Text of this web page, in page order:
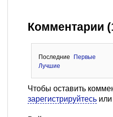
Комментарии
Последние
Первые
Лучшие
Чтобы оставить
зарегистрируйтесь или